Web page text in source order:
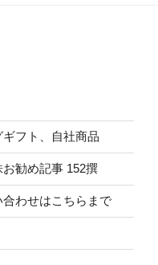
ギフト、自社商品
お勧め記事 152撰
わせはこちらまで